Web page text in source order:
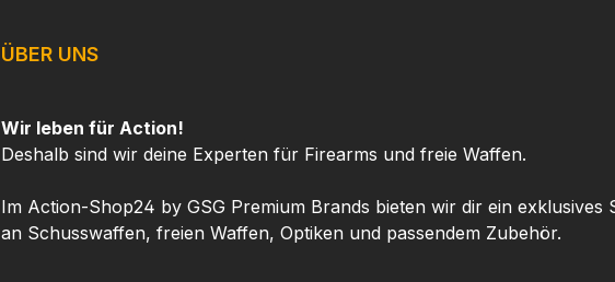
ÜBER UNS
Wir leben für Action!
Deshalb sind wir deine Experten für Firearms und freie Waffen.
Im Action-Shop24 by GSG Premium Brands bieten wir dir ein exklusives
an Schusswaffen, freien Waffen, Optiken und passendem Zubehör.